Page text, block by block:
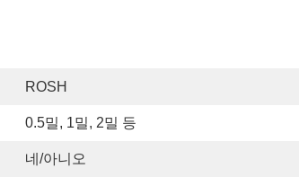
ROSH
0.5밀, 1밀, 2밀 등
네/아니오